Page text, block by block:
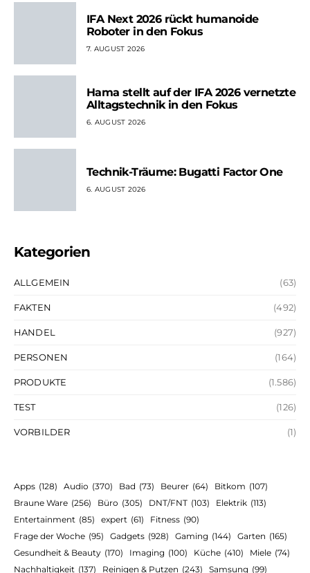
IFA Next 2026 rückt humanoide
Roboter in den Fokus
7. AUGUST 2026
Hama stellt auf der IFA 2026 vernetzte
Alltagstechnik in den Fokus
6. AUGUST 2026
Technik-Träume: Bugatti Factor One
6. AUGUST 2026
Kategorien
ALLGEMEIN (63)
FAKTEN (492)
HANDEL (927)
PERSONEN (164)
PRODUKTE (1.586)
TEST (126)
VORBILDER (1)
Apps (128) Audio (370) Bad (73) Beurer (64) Bitkom (107)
Braune Ware (256) Büro (305) DNT/FNT (103) Elektrik (113)
Entertainment (85) expert (61) Fitness (90)
Frage der Woche (95) Gadgets (928) Gaming (144) Garten (165)
Gesundheit & Beauty (170) Imaging (100) Küche (410) Miele (74)
Nachhaltigkeit (137) Reinigen & Putzen (243) Samsung (99)